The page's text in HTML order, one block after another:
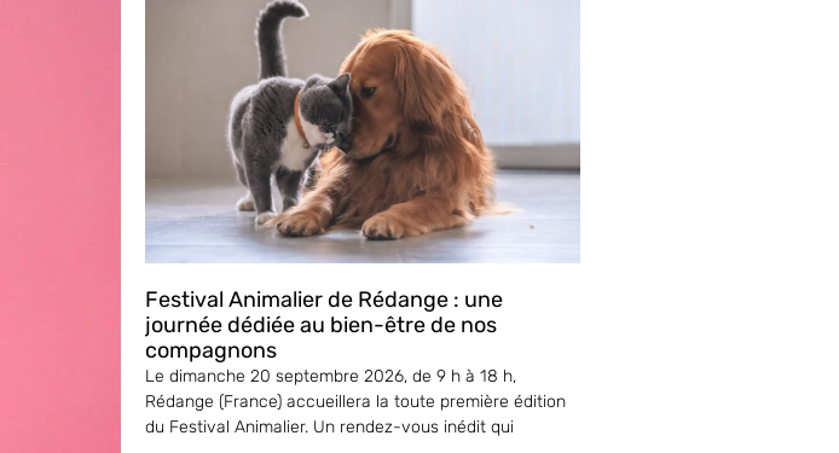
Festival Animalier de Rédange : une
journée dédiée au bien-être de nos
compagnons
Le dimanche 20 septembre 2026, de 9 h à 18 h,
Rédange (France) accueillera la toute première édition
du Festival Animalier. Un rendez-vous inédit qui